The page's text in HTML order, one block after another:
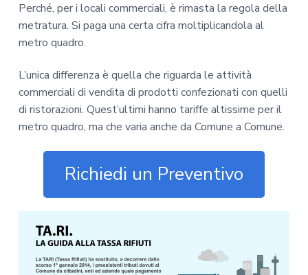
Perché, per i locali commerciali, è rimasta la regola della
metratura. Si paga una certa cifra moltiplicandola al
metro quadro.
L’unica differenza è quella che riguarda le attività
commerciali di vendita di prodotti confezionati con quelli
di ristorazioni. Quest’ultimi hanno tariffe altissime per il
metro quadro, ma che varia anche da Comune a Comune.
Richiedi un Preventivo